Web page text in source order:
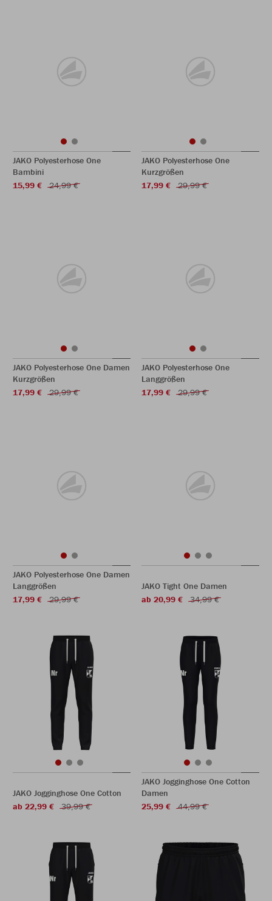
JAKO Polyesterhose One
Bambini
15,99 €
24,99 €
JAKO Polyesterhose One
Kurzgrößen
17,99 €
29,99 €
JAKO Polyesterhose One Damen
Kurzgrößen
17,99 €
29,99 €
JAKO Polyesterhose One
Langgrößen
17,99 €
29,99 €
JAKO Polyesterhose One Damen
Langgrößen
17,99 €
29,99 €
JAKO Tight One Damen
ab 20,99 €
34,99 €
JAKO Jogginghose One Cotton
ab 22,99 €
39,99 €
JAKO Jogginghose One Cotton
Damen
25,99 €
44,99 €